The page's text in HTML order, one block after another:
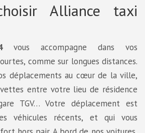
Alliance taxi
vous accompagne dans vos
comme sur longues distances.
déplacements au cœur de la ville,
entre votre lieu de résidence
TGV… Votre déplacement est
véhicules récents, et qui vous